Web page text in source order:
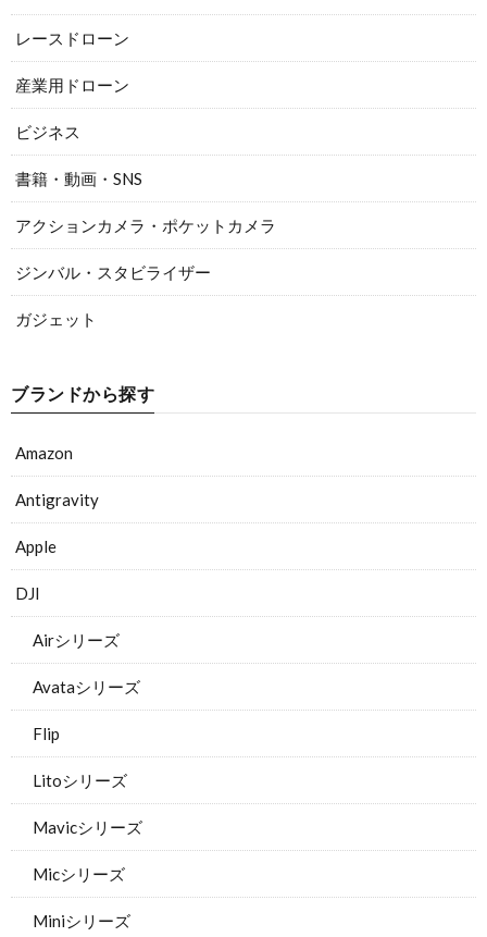
レースドローン
産業用ドローン
ビジネス
書籍・動画・SNS
アクションカメラ・ポケットカメラ
ジンバル・スタビライザー
ガジェット
ブランドから探す
Amazon
Antigravity
Apple
DJI
Airシリーズ
Avataシリーズ
Flip
Litoシリーズ
Mavicシリーズ
Micシリーズ
Miniシリーズ